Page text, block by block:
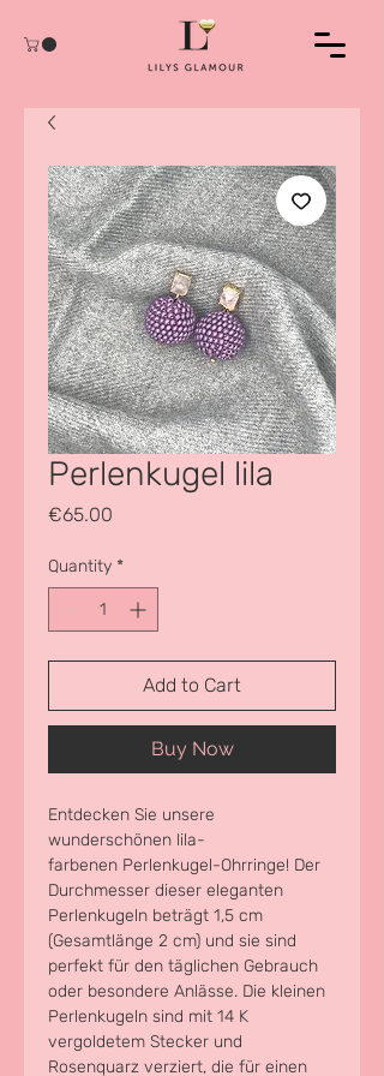
Perlenkugel lila
€65.00
Quantity *
Add to Cart
Buy Now
Entdecken Sie unsere
wunderschönen lila-
farbenen Perlenkugel-Ohrringe! Der
Durchmesser dieser eleganten
Perlenkugeln beträgt 1,5 cm
(Gesamtlänge 2 cm) und sie sind
perfekt für den täglichen Gebrauch
oder besondere Anlässe. Die kleinen
Perlenkugeln sind mit 14 K
vergoldetem Stecker und
Rosenquarz verziert, die für einen